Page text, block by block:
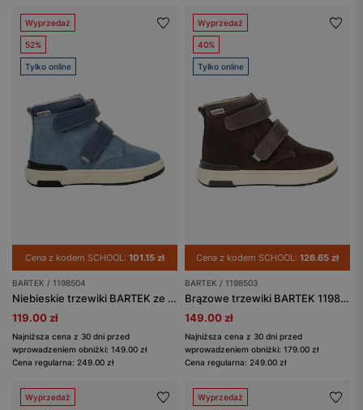
Wyprzedaż
52%
Tylko online
Cena z kodem SCHOOL: 101.15 zł
BARTEK / 1198504
Niebieskie trzewiki BARTEK ze skóry naturalnej 1198504
119.00 zł
Najniższa cena z 30 dni przed
wprowadzeniem obniżki: 149.00 zł
Cena regularna: 249.00 zł
Wyprzedaż
40%
Tylko online
Cena z kodem SCHOOL: 126.65 zł
BARTEK / 1198503
Brązowe trzewiki BARTEK 1198503 z połączenia weluru i skóry licowej
149.00 zł
Najniższa cena z 30 dni przed
wprowadzeniem obniżki: 179.00 zł
Cena regularna: 249.00 zł
Wyprzedaż Wyprzedaż